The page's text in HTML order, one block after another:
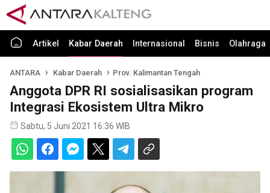
Artikel Kabar Daerah Internasional Bisnis Olahraga
ANTARA Kabar Daerah Prov. Kalimantan Tengah
Anggota DPR RI sosialisasikan program
Integrasi Ekosistem Ultra Mikro
Sabtu, 5 Juni 2021 16:36 WIB